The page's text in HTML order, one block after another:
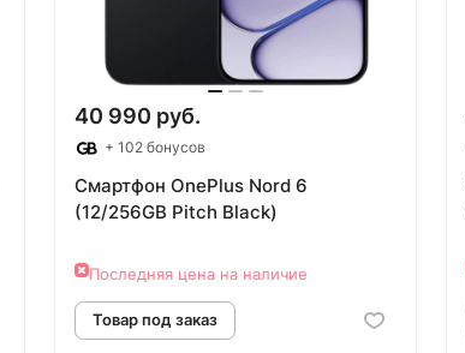
40 990 руб.
+ 102 бонусов
Смартфон OnePlus Nord 6
(12/256GB Pitch Black)
Последняя цена на наличие